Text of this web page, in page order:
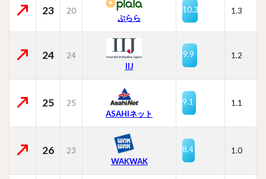
23 20
ぷらら
10.3 1.3
24
24
IIJ
9.9 1.2
25
25
ASAHIネット
9.1 1.1
26
23
WAKWAK
8.4 1.0